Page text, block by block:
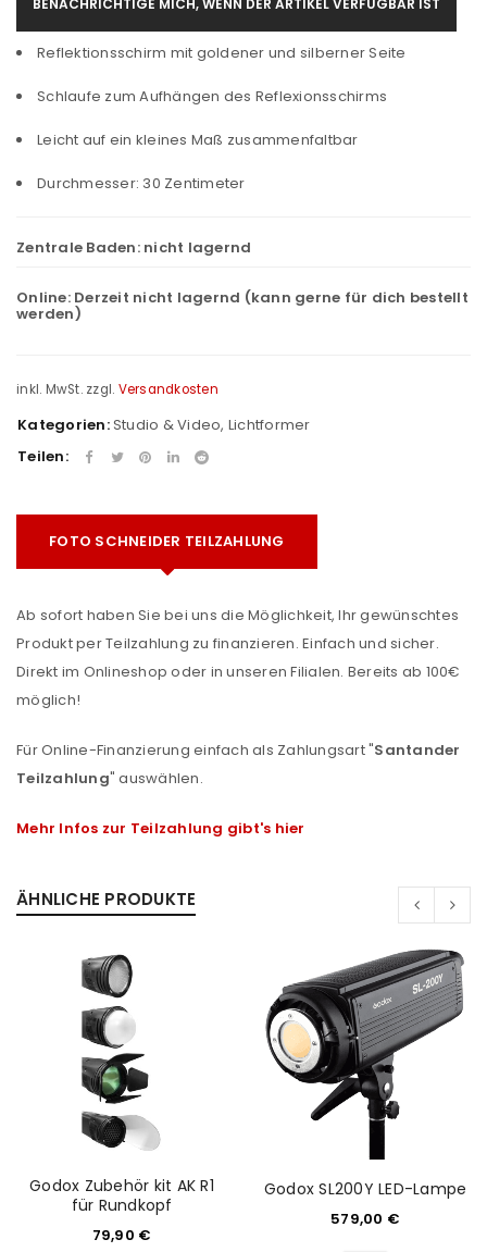
BENACHRICHTIGE MICH, WENN DER ARTIKEL VERFÜGBAR IST
Reflektionsschirm mit goldener und silberner Seite
Schlaufe zum Aufhängen des Reflexionsschirms
Leicht auf ein kleines Maß zusammenfaltbar
Durchmesser: 30 Zentimeter
Zentrale Baden: nicht lagernd
Online: Derzeit nicht lagernd (kann gerne für dich bestellt
werden)
inkl. MwSt. zzgl. Versandkosten
Kategorien:Studio & Video, Lichtformer
Teilen:
FOTO SCHNEIDER TEILZAHLUNG
Ab sofort haben Sie bei uns die Möglichkeit, Ihr gewünschtes
Produkt per Teilzahlung zu finanzieren. Einfach und sicher.
Direkt im Onlineshop oder in unseren Filialen. Bereits ab 100€
möglich!
Für Online-Finanzierung einfach als Zahlungsart "Santander
Teilzahlung" auswählen.
Mehr Infos zur Teilzahlung gibt's hier
ÄHNLICHE PRODUKTE
Godox Zubehör kit AK R1
für Rundkopf
79,90 €
Godox SL200Y LED-Lampe
579,00 €